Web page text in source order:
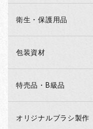
衛生・保護用品
包装資材
特売品・B級品
オリジナルブラシ製作